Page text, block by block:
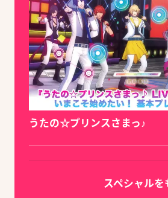
うたの☆プリンスさまっ♪
スペシャル